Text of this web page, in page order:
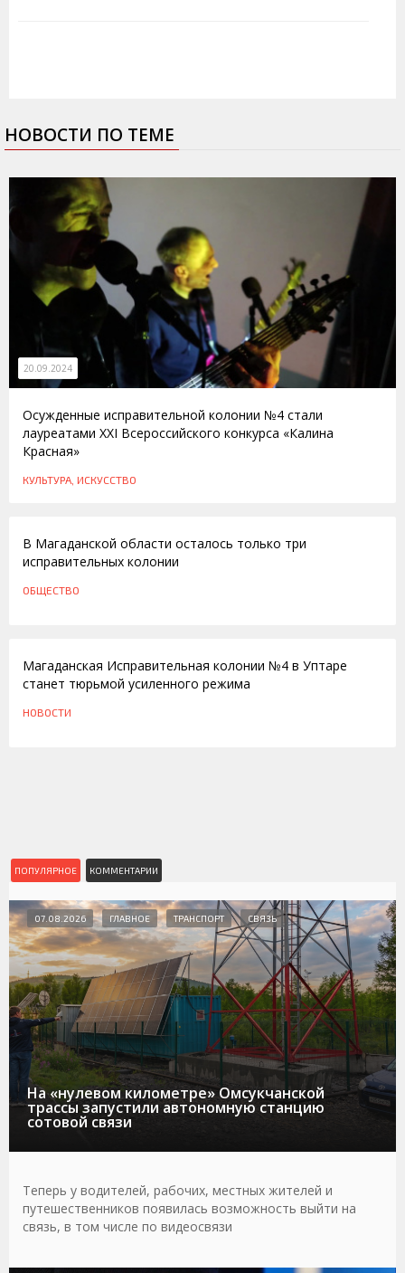
НОВОСТИ ПО ТЕМЕ
20.09.2024
Осужденные исправительной колонии №4 стали
лауреатами ХХI Всероссийского конкурса «Калина
Красная»
КУЛЬТУРА, ИСКУССТВО
В Магаданской области осталось только три
исправительных колонии
ОБЩЕСТВО
Магаданская Исправительная колонии №4 в Уптаре
станет тюрьмой усиленного режима
НОВОСТИ
ПОПУЛЯРНОЕ КОММЕНТАРИИ
На «нулевом километре» Омсукчанской
трассы запустили автономную станцию
сотовой связи
07.08.2026 ГЛАВНОЕ ТРАНСПОРТ СВЯЗЬ
Теперь у водителей, рабочих, местных жителей и
путешественников появилась возможность выйти на
связь, в том числе по видеосвязи